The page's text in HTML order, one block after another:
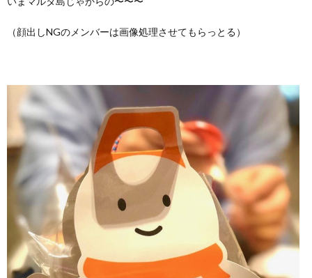
（顔出しNGのメンバーは画像処理させてもらっとる）